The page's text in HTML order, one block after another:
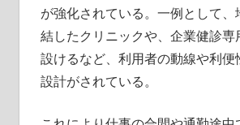
が強化されている。一例として、
結したクリニックや、企業健診専
設けるなど、利用者の動線や利便
設計がされている。